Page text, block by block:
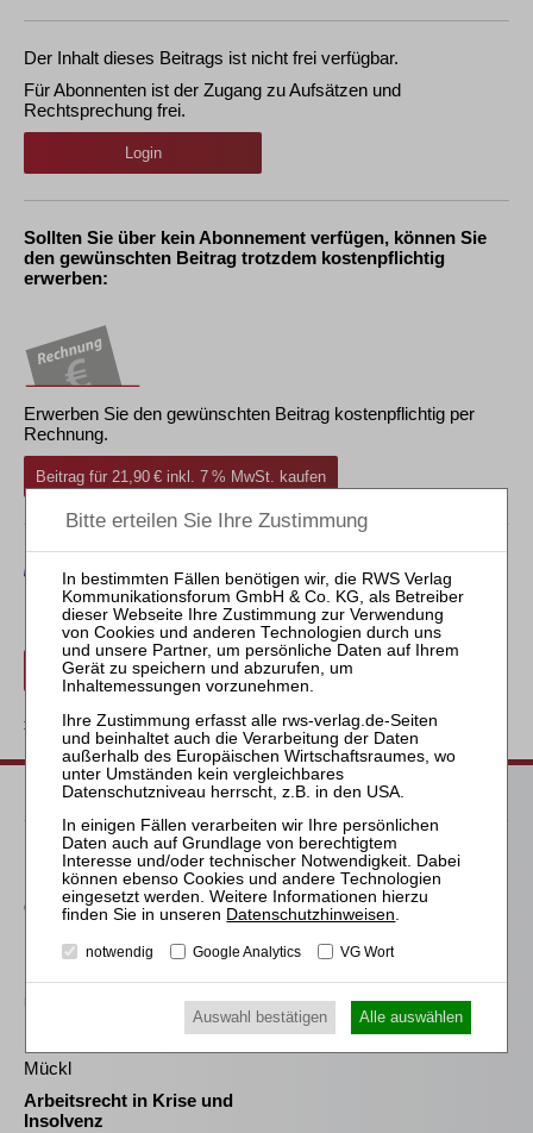
Der Inhalt dieses Beitrags ist nicht frei verfügbar.
Für Abonnenten ist der Zugang zu Aufsätzen und
Rechtsprechung frei.
Login
Sollten Sie über kein Abonnement verfügen, können Sie
den gewünschten Beitrag trotzdem kostenpflichtig
erwerben:
Erwerben Sie den gewünschten Beitrag kostenpflichtig per
Rechnung.
Beitrag für 21,90 € inkl. 7 % MwSt. kaufen
Erwerben Sie den gewünschten Beitrag kostenpflichtig mit
PayPal.
Beitrag für 21,90 € inkl. 7 % MwSt. kaufen
zurück
Passende Bücher
Piroth
Die umsatzsteuerliche
Organschaft in Krise und
Unternehmenskauf in
Mückl
Arbeitsrecht in Krise und
Insolvenz
Datenschutzhinweisen.
notwendig Google Analytics VG Wort
Auswahl bestätigen Alle auswählen